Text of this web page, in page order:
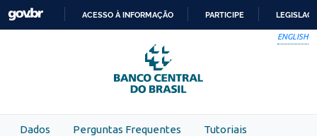
Skip to main content
PARA
O
CONTEÚDO
ACESSO À INFORMAÇÃO PARTICIPE
ENGLISH
Dados Perguntas Frequentes Tutoriais